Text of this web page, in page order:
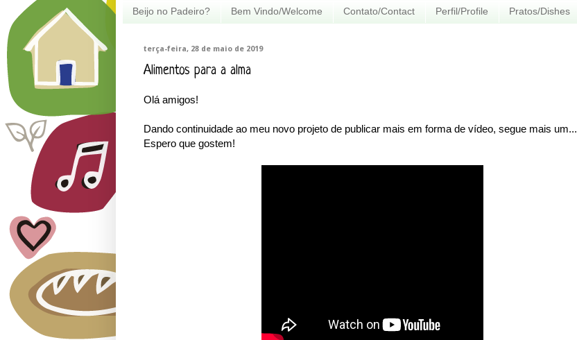
Beijo no Padeiro? Bem Vindo/Welcome Contato/Contact Perfil/Profile Pratos/Dishes
terça-feira, 28 de maio de 2019
Alimentos para a alma
Olá amigos!
Dando continuidade ao meu novo projeto de publicar mais em forma de vídeo, segue mais um...
Espero que gostem!